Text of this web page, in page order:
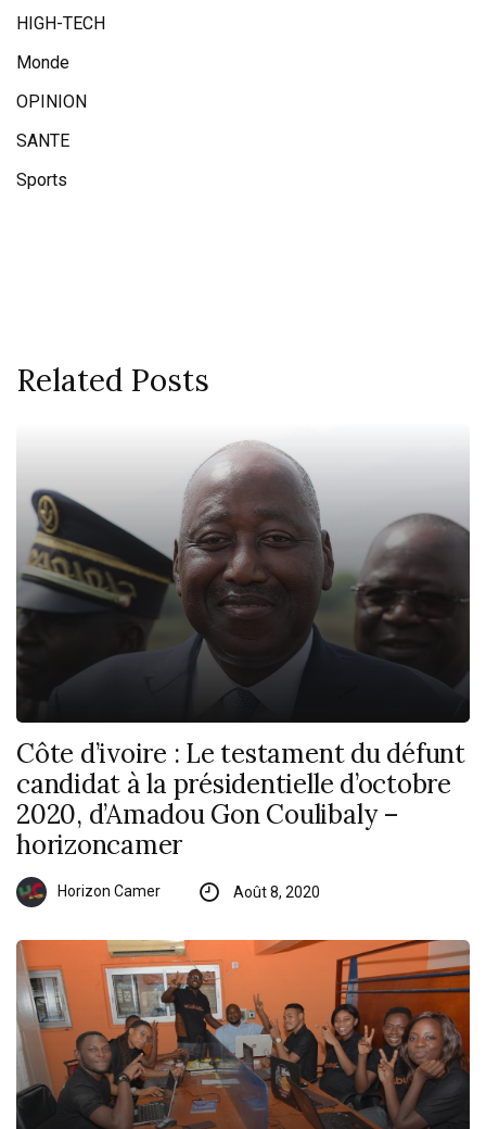
HIGH-TECH
Monde
OPINION
SANTE
Sports
Related Posts
Côte d’ivoire : Le testament du défunt
candidat à la présidentielle d’octobre
2020, d’Amadou Gon Coulibaly –
horizoncamer
Horizon Camer Août 8, 2020